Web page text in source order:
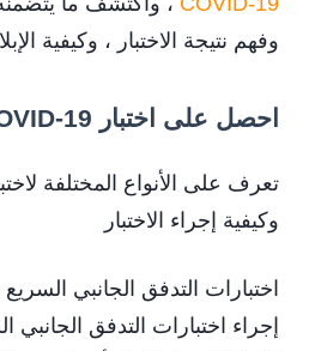
وفهم نتيجة الاختبار ، وكيفية
احصل على اختبار COVID-19
وكيفية إجراء الاختبار
اختبارات التدفق الجانبي